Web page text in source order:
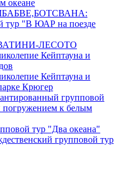
океане
тур "В ЮАР на поезде
ЛЕСОТО
Кейптауна и
Кейптауна и
Крюгер
групповой
погружением к белым
тур "Два океана"
групповой тур